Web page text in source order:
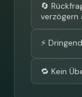
🔄
verzögern
⚡
🔁 Kein